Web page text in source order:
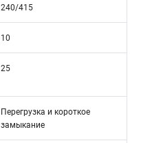
240/415
10
25
Перегрузка и короткое
замыкание